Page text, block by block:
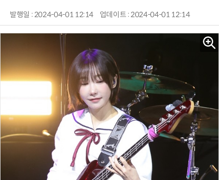
발행일 : 2024-04-01 12:14 업데이트 : 2024-04-01 12:14